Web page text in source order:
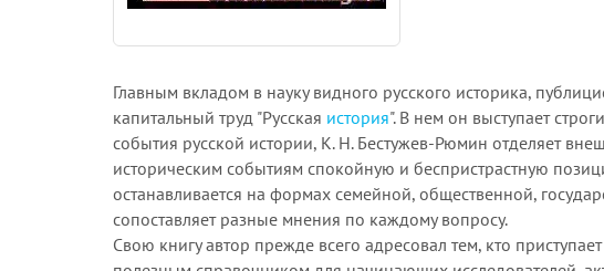
Главным вкладом в науку видного русского историка,
капитальный труд "Русская история". В нем он выступает
события русской истории, К. Н. Бестужев-Рюмин отделяет
историческим событиям спокойную и беспристрастную
останавливается на формах семейной, общественной,
сопоставляет разные мнения по каждому вопросу.
Свою книгу автор прежде всего адресовал тем, кто